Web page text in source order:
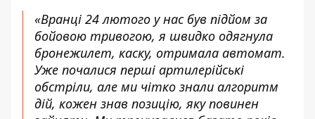
«Вранці 24 лютого у нас був підйом за
бойовою тривогою, я швидко одягнула
бронежилет, каску, отримала автомат.
Уже почалися перші артилерійські
обстріли, але ми чітко знали алгоритм
дій, кожен знав позицію, яку повинен